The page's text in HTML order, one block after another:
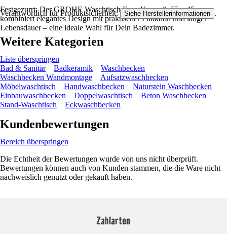
Festgezurrt: Der GROHE Waschtisch Euro Keramik 55 x 45 cm
kombiniert elegantes Design mit praktischer Funktion und langer
Lebensdauer – eine ideale Wahl für Dein Badezimmer.
Verantwortlich für Produktsicherheit: Siehe Herstellerinformationen .
Weitere Kategorien
Liste überspringen
Bad & Sanitär
Badkeramik
Waschbecken
Waschbecken Wandmontage
Aufsatzwaschbecken
Möbelwaschtisch
Handwaschbecken
Naturstein Waschbecken
Einbauwaschbecken
Doppelwaschtisch
Beton Waschbecken
Stand-Waschtisch
Eckwaschbecken
Kundenbewertungen
Bereich überspringen
Die Echtheit der Bewertungen wurde von uns nicht überprüft.
Bewertungen können auch von Kunden stammen, die die Ware nicht
nachweislich genutzt oder gekauft haben.
Zahlarten